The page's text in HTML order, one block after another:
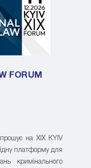
FORUM
на XIX KYIV
платформу для
кримінального